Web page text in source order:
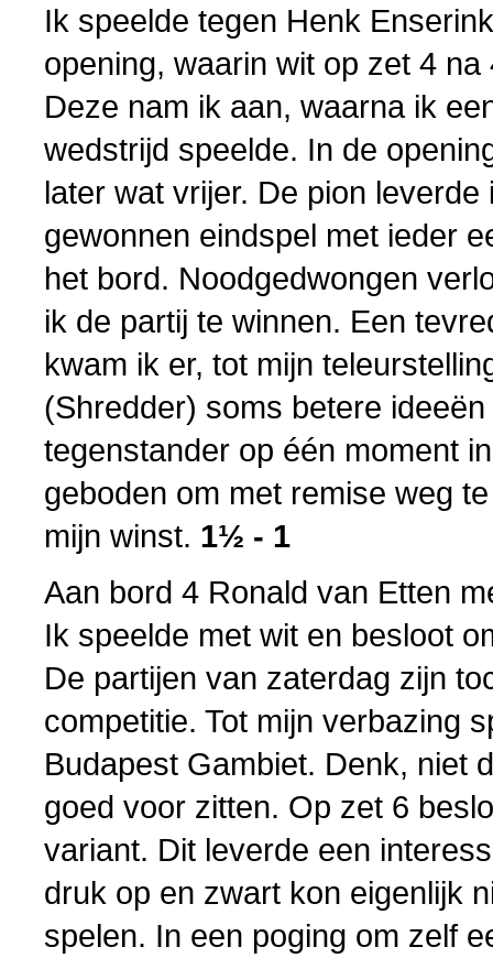
Ik speelde tegen Henk
opening, waarin wit op zet 4
Deze nam ik aan, waarna ik
wedstrijd speelde. In de
later wat vrijer. De pion
gewonnen eindspel met ieder
het bord. Noodgedwongen
ik de partij te winnen. Een
kwam ik er, tot mijn
(Shredder) soms betere
tegenstander op één moment
geboden om met remise weg
mijn winst. 1½ - 1
Aan bord 4 Ronald van Etten
Ik speelde met wit en besloot
De partijen van zaterdag zijn
competitie. Tot mijn verbazing
Budapest Gambiet. Denk, niet
goed voor zitten. Op zet 6
variant. Dit leverde een
druk op en zwart kon eigenlijk
spelen. In een poging om zelf